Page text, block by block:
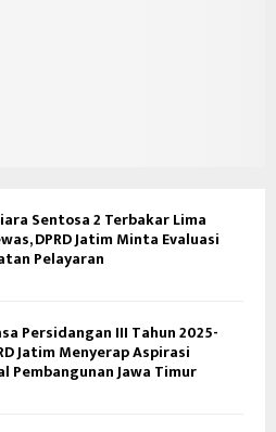
Sentosa 2 Terbakar Lima
DPRD Jatim Minta Evaluasi
Pelayaran
Persidangan III Tahun 2025-
Jatim Menyerap Aspirasi
Pembangunan Jawa Timur